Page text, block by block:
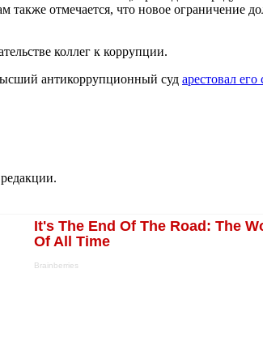
отмечается, что новое ограничение
коллег к коррупции.
антикоррупционный суд арестовал